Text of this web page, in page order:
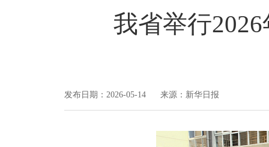
我省举行
发布日期：2026-05-14 来源：新华日报